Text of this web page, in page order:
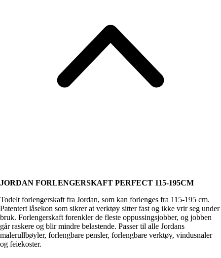
JORDAN FORLENGERSKAFT PERFECT 115-195CM
Todelt forlengerskaft fra Jordan, som kan forlenges fra 115-195 cm.
Patentert låsekon som sikrer at verktøy sitter fast og ikke vrir seg under
bruk. Forlengerskaft forenkler de fleste oppussingsjobber, og jobben
går raskere og blir mindre belastende. Passer til alle Jordans
malerullbøyler, forlengbare pensler, forlengbare verktøy, vindusnaler
og feiekoster.